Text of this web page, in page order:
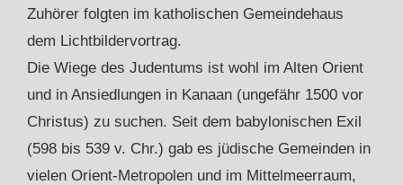
Zuhörer folgten im katholischen Gemeindehaus
dem Lichtbildervortrag.
Die Wiege des Judentums ist wohl im Alten Orient
und in Ansiedlungen in Kanaan (ungefähr 1500 vor
Christus) zu suchen. Seit dem babylonischen Exil
(598 bis 539 v. Chr.) gab es jüdische Gemeinden in
vielen Orient-Metropolen und im Mittelmeerraum,